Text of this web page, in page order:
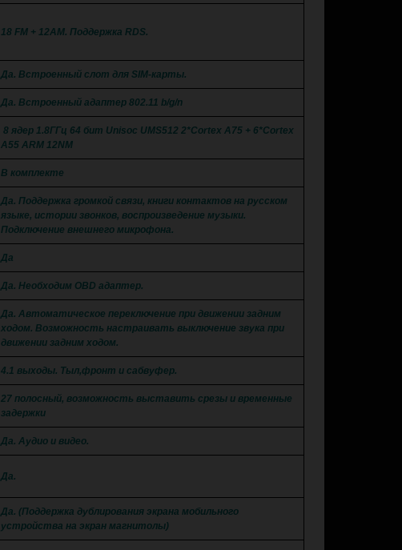
18 FM + 12AM. Поддержка RDS.
Да. Встроенный слот для SIM-карты.
Да. Встроенный адаптер 802.11 b/g/n
8 ядер 1.8ГГц 64 бит Unisoc UMS512 2*Cortex A75 + 6*Cortex
A55 ARM 12NM
В комплекте
Да. Поддержка громкой связи, книги контактов на русском
языке, истории звонков, воспроизведение музыки.
Подключение внешнего микрофона.
Да
Да. Необходим OBD адаптер.
Да. Автоматическое переключение при движении задним
ходом. Возможность настраивать выключение звука при
движении задним ходом.
4.1 выходы. Тыл,фронт и сабвуфер.
27 полосный, возможность выставить срезы и временные
задержки
Да. Аудио и видео.
Да.
Да. (Поддержка дублирования экрана мобильного
устройства на экран магнитолы)